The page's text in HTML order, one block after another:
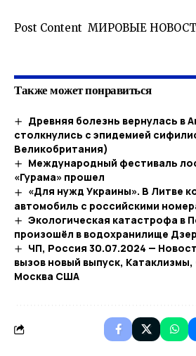
Post Content МИРОВЫЕ
Также может понравиться
Древняя болезнь вернулась в
столкнулись с эпидемией
Великобритания)
Международный фестиваль
«Гурама» прошел
«Для нужд Украины». В Литве
автомобиль с российскими
Экологическая катастрофа в
произошёл в водохранилище
ЧП, Россия 30.07.2024 —
вызов новый выпуск,
Москва США